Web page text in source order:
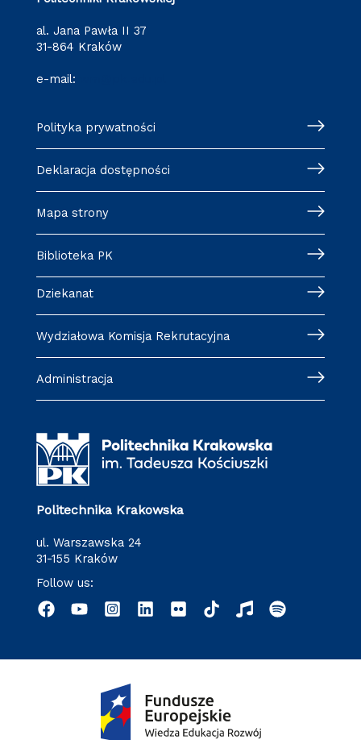
al. Jana Pawła II 37
31-864 Kraków
e-mail:
Polityka prywatności
Deklaracja dostępności
Mapa strony
Biblioteka PK
Dziekanat
Wydziałowa Komisja Rekrutacyjna
Administracja
Politechnika Krakowska
ul. Warszawska 24
31-155 Kraków
Follow us: